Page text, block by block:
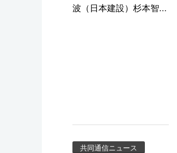
波（日本建設）杉本智...
共同通信ニュース